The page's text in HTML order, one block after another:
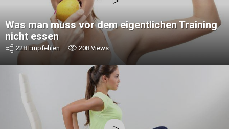
Was man muss vor dem eigentlichen Training
nicht essen
228Empfehlen 208Views